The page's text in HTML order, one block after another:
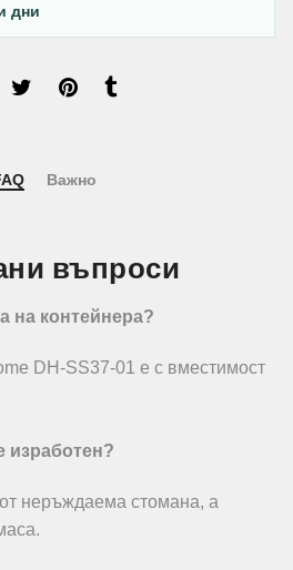
дни
Важно
въпроси
на контейнера?
DH-SS37-01 е с вместимост
изработен?
неръждаема стомана, а